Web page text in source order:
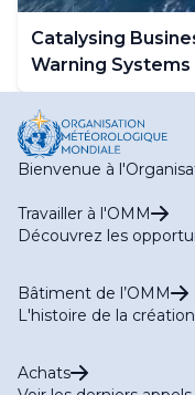
Catalysing
Warning Systems
Bienvenue à
Travailler à l'OMM
Découvrez les
Bâtiment de l’OMM
L'histoire de la
Achats